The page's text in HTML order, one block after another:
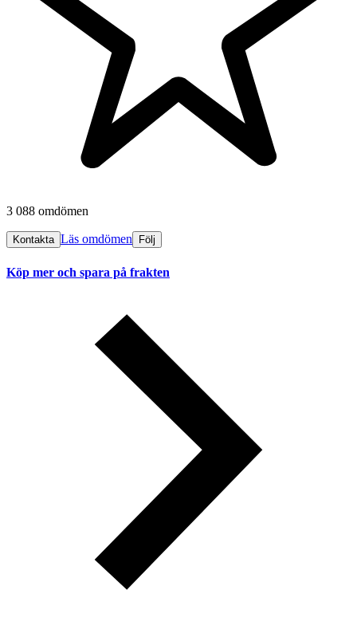
3 088 omdömen
Kontakta Läs omdömen Följ
Köp mer och spara på frakten